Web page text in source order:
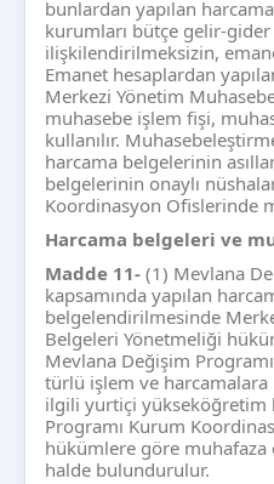
bunlardan yapılan
kurumları bütçe gelir-gider
ilişkilendirilmeksizin,
Emanet hesaplardan
Merkezi Yönetim
muhasebe işlem fişi,
kullanılır.
harcama belgelerinin
belgelerinin onaylı
Koordinasyon Ofislerinde
Harcama belgeleri ve
Madde 11- (1) Mevlana
kapsamında yapılan
belgelendirilmesinde
Belgeleri Yönetmeliği
Mevlana Değişim
türlü işlem ve
ilgili yurtiçi yükseköğretim
Programı Kurum
hükümlere göre muhafaza
halde bulundurulur.